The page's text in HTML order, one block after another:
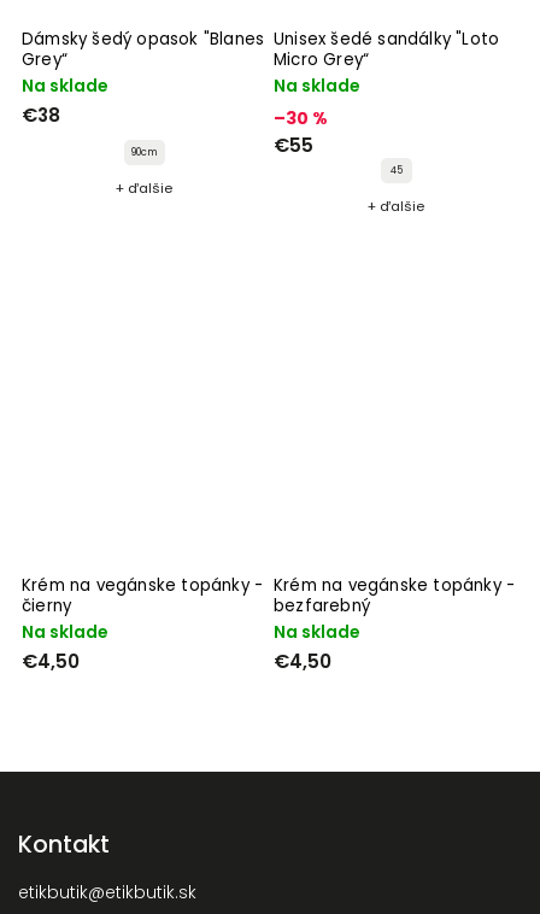
Dámsky šedý opasok "Blanes
Grey“
Na sklade
€38
90cm
+ ďalšie
Unisex šedé sandálky "Loto
Micro Grey“
Na sklade
–30 %
€55
45
+ ďalšie
Krém na vegánske topánky -
čierny
Na sklade
€4,50
Krém na vegánske topánky -
bezfarebný
Na sklade
€4,50
Kontakt
etikbutik@etikbutik.sk